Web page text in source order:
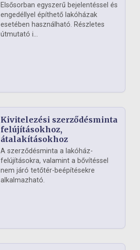
Elsősorban egyszerű bejelentéssel és
engedéllyel építhető lakóházak
esetében használható. Részletes
útmutató i...
Kivitelezési szerződésminta
felújításokhoz,
átalakításokhoz
A szerződésminta a lakóház-
felújításokra, valamint a bővítéssel
nem járó tetőtér-beépítésekre
alkalmazható.